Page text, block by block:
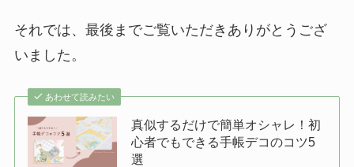
それでは、最後までご覧いただきありがとうござ
いました。
あわせて読みたい
真似するだけで簡単オシャレ！初
心者でもできる手帳デコのコツ5
選